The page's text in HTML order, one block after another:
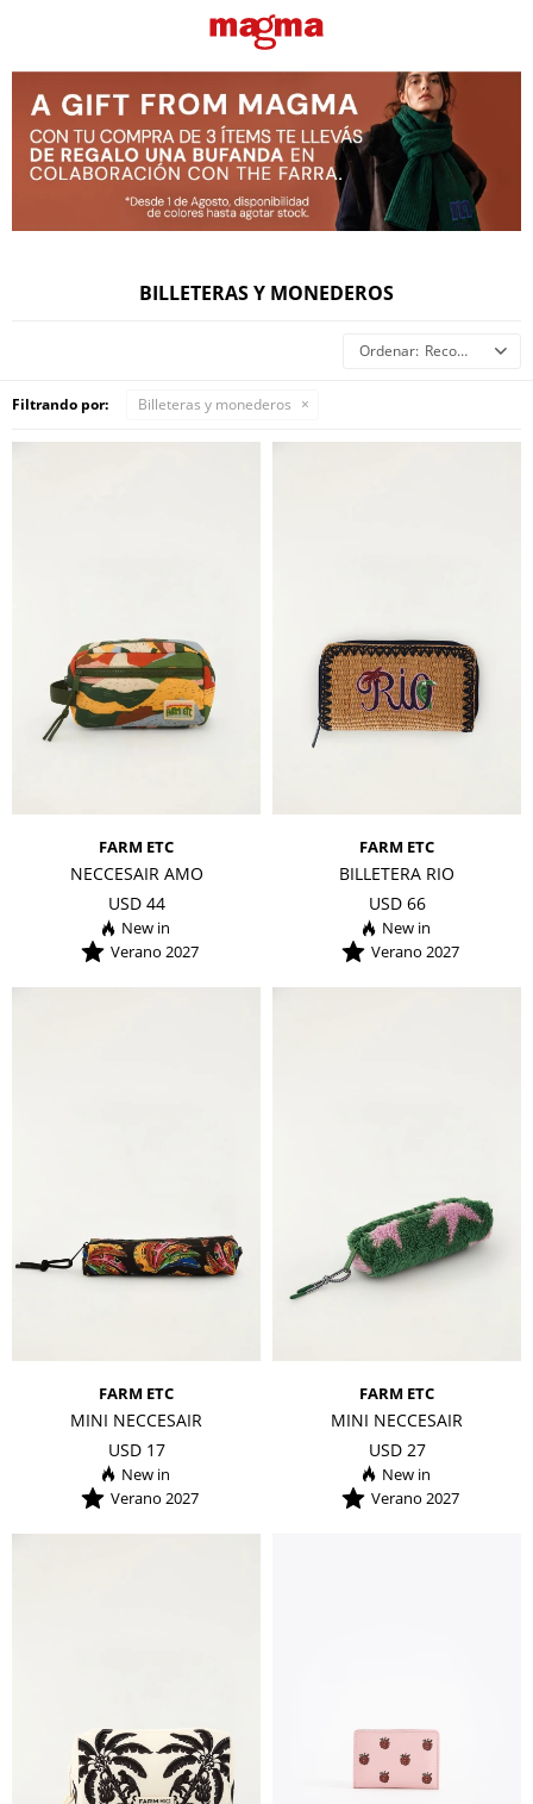
BILLETERAS Y MONEDEROS
Recomendados
Filtrando por: Billeteras y monederos
FARM ETC
NECCESAIR AMO
USD 44
Verano 2027
FARM ETC
BILLETERA RIO
USD 66
Verano 2027
FARM ETC
MINI NECCESAIR
USD 17
Verano 2027
FARM ETC
MINI NECCESAIR
USD 27
Verano 2027